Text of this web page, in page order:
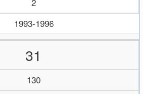
2
1993-1996
31
130